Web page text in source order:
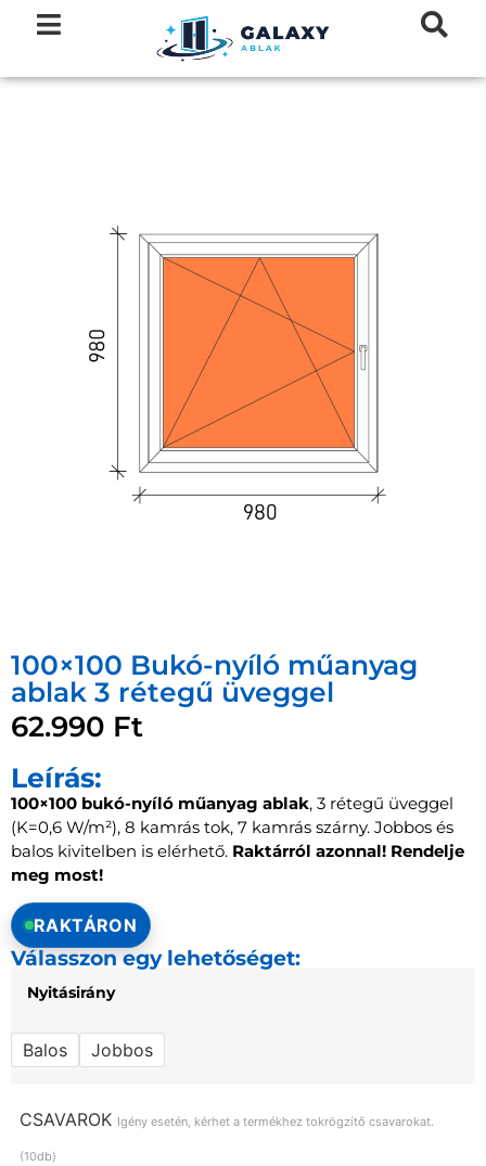
100×100 Bukó-nyíló műanyag
ablak 3 rétegű üveggel
62.990 Ft
Leírás:
100×100 bukó-nyíló műanyag ablak, 3 rétegű üveggel
(K=0,6 W/m²), 8 kamrás tok, 7 kamrás szárny. Jobbos és
balos kivitelben is elérhető. Raktárról azonnal! Rendelje
meg most!
RAKTÁRON
Válasszon egy lehetőséget:
Nyitásirány
Balos Jobbos
CSAVAROK Igény esetén, kérhet a termékhez tokrögzítő csavarokat.
(10db)